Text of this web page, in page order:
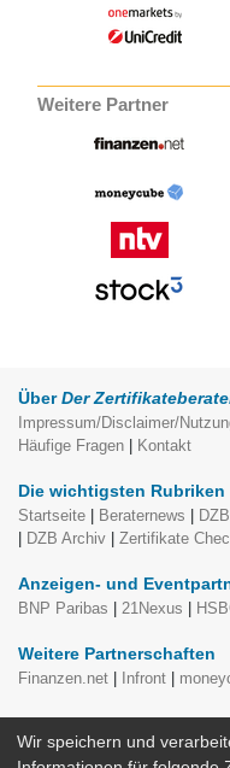
Weitere Partner
Über Der
Impressum/Disclaimer/
Häufige Fragen
Kontakt
Die wichtigsten Rubriken
Startseite
Beraternews
DZB Archiv Zertifikate
Anzeigen- und
BNP Paribas
21Nexus
Weitere Partnerschaften
Finanzen.net
Infront
Zertifikateberater
Wir speichern und